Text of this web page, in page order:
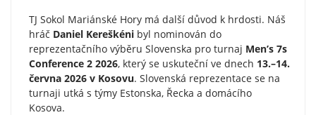
TJ Sokol Mariánské Hory má další důvod k hrdosti. Náš
hráč Daniel Kereškéni byl nominován do
reprezentačního výběru Slovenska pro turnaj Men’s 7s
Conference 2 2026, který se uskuteční ve dnech 13.–14.
června 2026 v Kosovu. Slovenská reprezentace se na
turnaji utká s týmy Estonska, Řecka a domácího
Kosova.